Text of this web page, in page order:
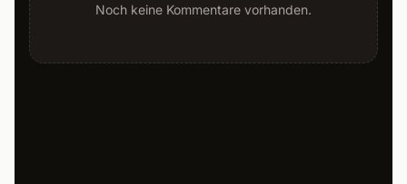
Noch keine Kommentare vorhanden.